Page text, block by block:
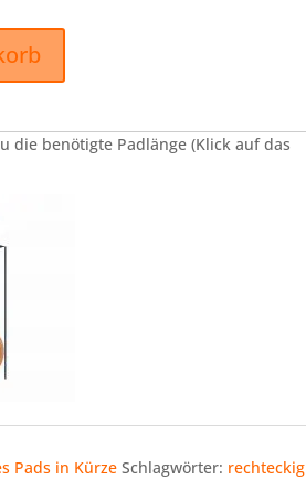
die benötigte Padlänge (Klick auf das
Pads in Kürze Schlagwörter: rechteckig